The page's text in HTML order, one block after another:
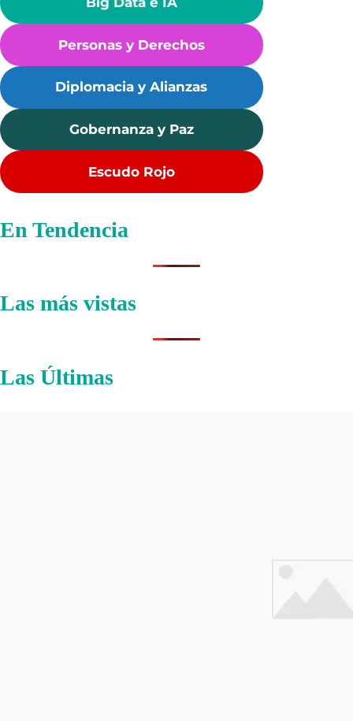
Personas y Derechos
Diplomacia y Alianzas
Gobernanza y Paz
Escudo Rojo
En Tendencia
Las más vistas
Las Últimas